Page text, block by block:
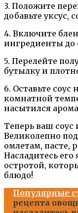
3. Положите
добавьте уксус,
4. Включите
ингредиенты до
5. Перелейте
бутылку и
6. Оставьте
комнатной
насытился
Теперь ваш соус
Великолепно
омлетам, пасте,
Насладитесь
остротой,
блюдо!
Популярные
рецепта